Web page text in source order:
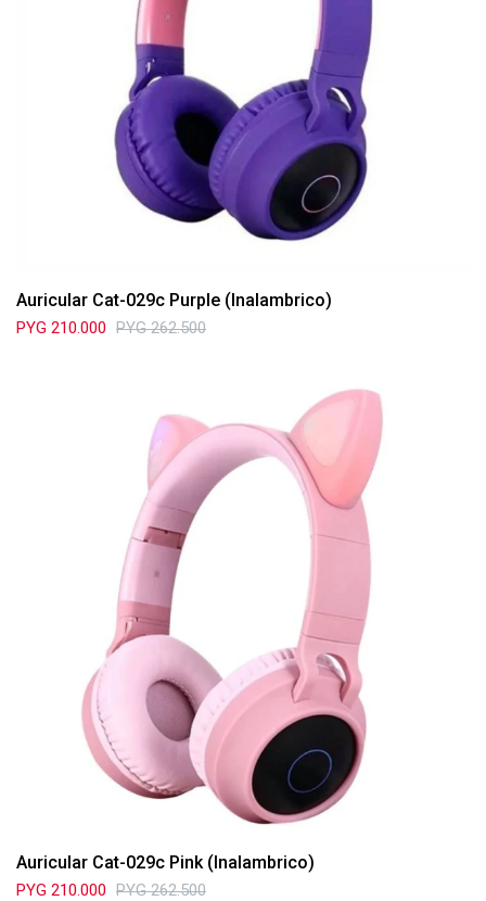
Auricular Cat-029c Purple (Inalambrico)
PYG 210.000 PYG 262.500
Auricular Cat-029c Pink (Inalambrico)
PYG 210.000 PYG 262.500